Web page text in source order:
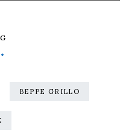
BEPPE GRILLO